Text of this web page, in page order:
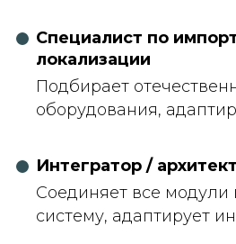
Специалист по
локализации
Подбирает
оборудования,
Интегратор /
Соединяет все модули
систему, адаптирует